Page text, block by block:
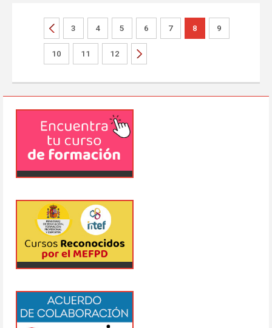
3 4 5 6 7 8 9
10 11 12